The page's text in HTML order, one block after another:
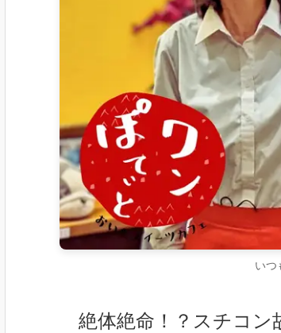
いつ
絶体絶命！？スチコン